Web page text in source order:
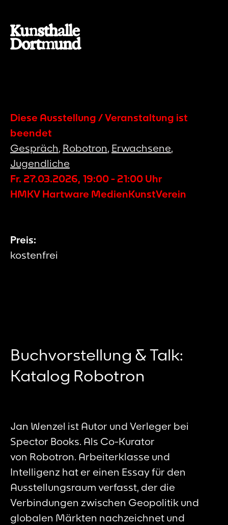
Diese Ausstellung / Veranstaltung ist
beendet
Gespräch, Robotron, Erwachsene,
Jugendliche
Fr. 27.03.2026, 19:00- 21:00 Uhr
HMKV Hartware MedienKunstVerein
Preis:
kostenfrei
Buchvorstellung & Talk:
Katalog Robotron
Jan Wenzel ist Autor und Verleger bei
Spector Books. Als Co-Kurator
von Robotron. Arbeiterklasse und
Intelligenz hat er einen Essay für den
Ausstellungsraum verfasst, der die
Verbindungen zwischen Geopolitik und
globalen Märkten nachzeichnet und